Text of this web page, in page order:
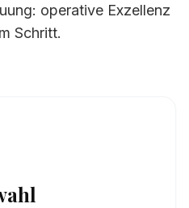
operative Exzellenz
Schritt.